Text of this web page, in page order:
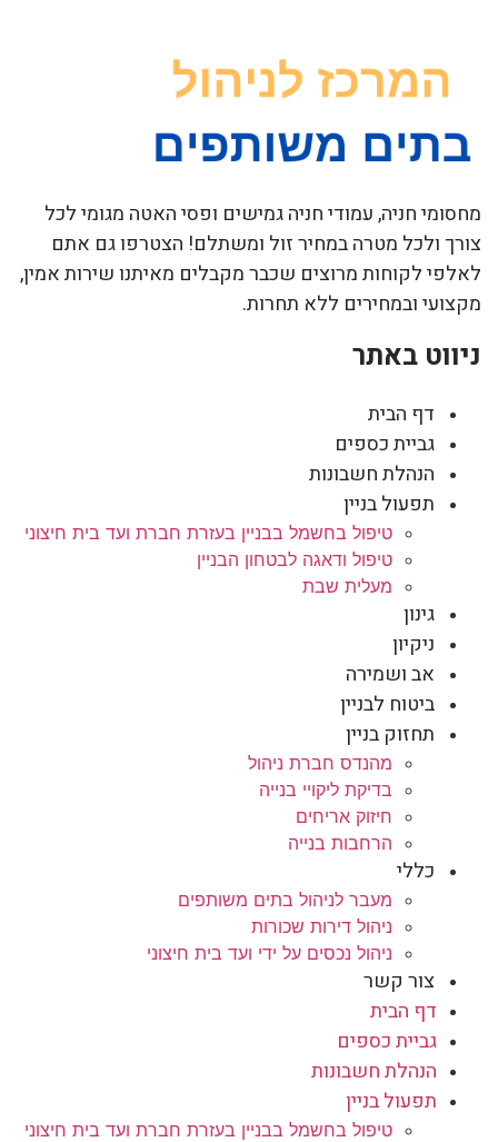
מחסומי חניה, עמודי חניה גמישים ופסי האטה מגומי לכל
צורך ולכל מטרה במחיר זול ומשתלם! הצטרפו גם אתם
לאלפי לקוחות מרוצים שכבר מקבלים מאיתנו שירות אמין,
מקצועי ובמחירים ללא תחרות.
ניווט באתר
דף הבית
גביית כספים
הנהלת חשבונות
תפעול בניין
טיפול בחשמל בבניין בעזרת חברת ועד בית חיצוני
טיפול ודאגה לבטחון הבניין
מעלית שבת
גינון
ניקיון
אב ושמירה
ביטוח לבניין
תחזוק בניין
מהנדס חברת ניהול
בדיקת ליקויי בנייה
חיזוק אריחים
הרחבות בנייה
כללי
מעבר לניהול בתים משותפים
ניהול דירות שכורות
ניהול נכסים על ידי ועד בית חיצוני
צור קשר
דף הבית
גביית כספים
הנהלת חשבונות
תפעול בניין
טיפול בחשמל בבניין בעזרת חברת ועד בית חיצוני